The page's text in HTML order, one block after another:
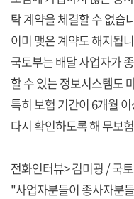
탁 계약을 체결할 수 없습
이미 맺은 계약도 해지됩
국토부는 배달 사업자가
할 수 있는 정보시스템도
특히 보험 기간이 6개월
다시 확인하도록 해 무보
전화인터뷰> 김미굉 / 국
"사업자분들이 종사자분